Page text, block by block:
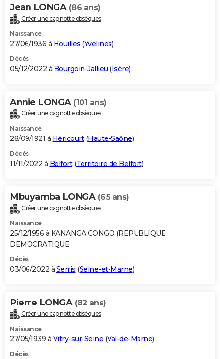
Jean LONGA (86 ans)
Créer une cagnotte obsèques
Naissance
27/06/1936 à Houilles (Yvelines)
Décès
05/12/2022 à Bourgoin-Jallieu (Isère)
Annie LONGA (101 ans)
Créer une cagnotte obsèques
Naissance
28/09/1921 à Héricourt(Haute-Saône)
Décès
11/11/2022 à Belfort(Territoire de Belfort)
Mbuyamba LONGA (65 ans)
Créer une cagnotte obsèques
Naissance
25/12/1956 à KANANGA CONGO (REPUBLIQUE
DEMOCRATIQUE
Décès
03/06/2022 à Serris (Seine-et-Marne)
Pierre LONGA (82 ans)
Créer une cagnotte obsèques
Naissance
27/05/1939 à Vitry-sur-Seine (Val-de-Marne)
Décès